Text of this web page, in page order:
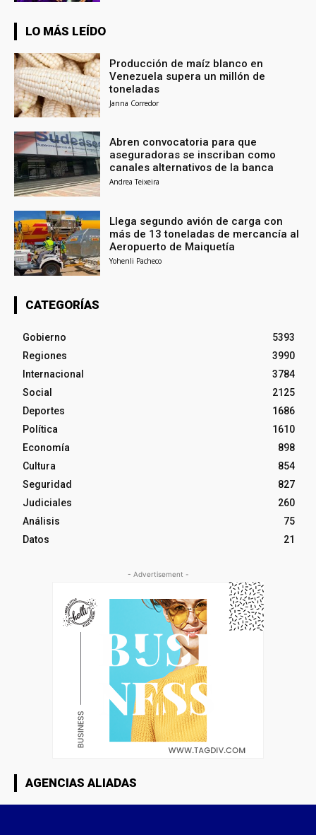
LO MÁS LEÍDO
Producción de maíz blanco en
Venezuela supera un millón de
toneladas
Janna Corredor
Abren convocatoria para que
aseguradoras se inscriban como
canales alternativos de la banca
Andrea Teixeira
Llega segundo avión de carga con
más de 13 toneladas de mercancía al
Aeropuerto de Maiquetía
Yohenli Pacheco
CATEGORÍAS
Gobierno
5393
Regiones
3990
Internacional
3784
Social
2125
Deportes
1686
Política
1610
Economía
898
Cultura
854
Seguridad
827
Judiciales
260
Análisis
75
Datos
21
- Advertisement -
AGENCIAS ALIADAS